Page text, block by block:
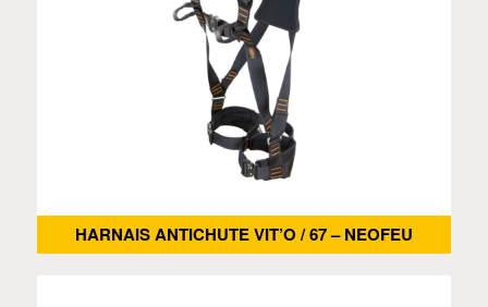
HARNAIS ANTICHUTE VIT’O / 67 – NEOFEU